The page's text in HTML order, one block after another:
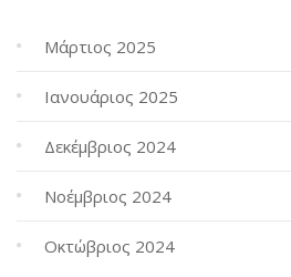
Μάρτιος 2025
Ιανουάριος 2025
Δεκέμβριος 2024
Νοέμβριος 2024
Οκτώβριος 2024